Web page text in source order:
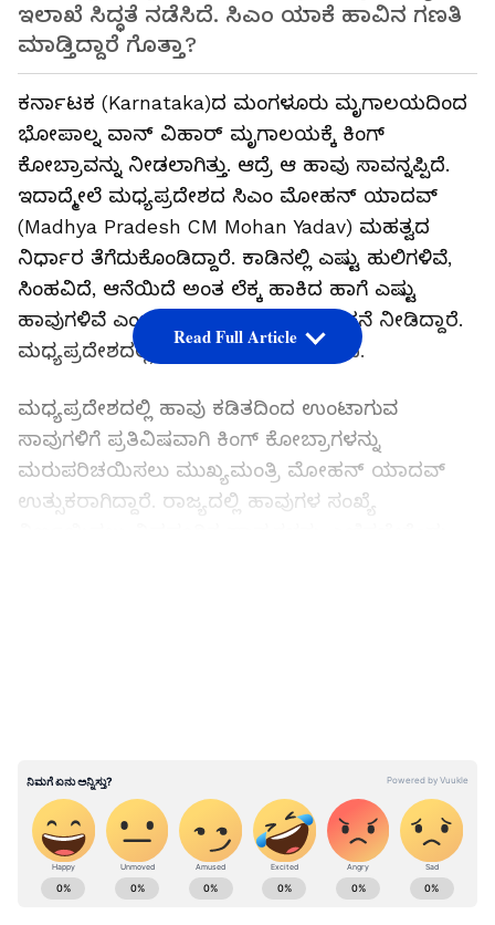
ಇಲಾಖೆ ಸಿದ್ಧತೆ ನಡೆಸಿದೆ. ಸಿಎಂ ಯಾಕೆ ಹಾವಿನ ಗಣತಿ
ಮಾಡ್ತಿದ್ದಾರೆ ಗೊತ್ತಾ?
ಕರ್ನಾಟಕ (Karnataka)ದ ಮಂಗಳೂರು ಮೃಗಾಲಯದಿಂದ
ಭೋಪಾಲ್ನ ವಾನ್ ವಿಹಾರ್ ಮೃಗಾಲಯಕ್ಕೆ ಕಿಂಗ್
ಕೋಬ್ರಾವನ್ನು ನೀಡಲಾಗಿತ್ತು. ಆದ್ರೆ ಆ ಹಾವು ಸಾವನ್ನಪ್ಪಿದೆ.
ಇದಾದ್ಮೇಲೆ ಮಧ್ಯಪ್ರದೇಶದ ಸಿಎಂ ಮೋಹನ್ ಯಾದವ್
(Madhya Pradesh CM Mohan Yadav) ಮಹತ್ವದ
ನಿರ್ಧಾರ ತೆಗೆದುಕೊಂಡಿದ್ದಾರೆ. ಕಾಡಿನಲ್ಲಿ ಎಷ್ಟು ಹುಲಿಗಳಿವೆ,
ಸಿಂಹವಿದೆ, ಆನೆಯಿದೆ ಅಂತ ಲೆಕ್ಕ ಹಾಕಿದ ಹಾಗೆ ಎಷ್ಟು
ಹಾವುಗಳಿವೆ ಎಂಬುದನ್ನು ಲೆಕ್ಕ ಹಾಕಲು ಸೂಚನೆ ನೀಡಿದ್ದಾರೆ.
ಮಧ್ಯಪ್ರದೇಶದಲ್ಲಿ ಹಾವಿನ ಗಣತಿ ನಡೆಯಲಿದೆ.
ಮಧ್ಯಪ್ರದೇಶದಲ್ಲಿ ಹಾವು ಕಡಿತದಿಂದ ಉಂಟಾಗುವ
ಸಾವುಗಳಿಗೆ ಪ್ರತಿವಿಷವಾಗಿ ಕಿಂಗ್ ಕೋಬ್ರಾಗಳನ್ನು
ಮರುಪರಿಚಯಿಸಲು ಮುಖ್ಯಮಂತ್ರಿ ಮೋಹನ್ ಯಾದವ್
ಉತ್ಸುಕರಾಗಿದ್ದಾರೆ. ರಾಜ್ಯದಲ್ಲಿ ಹಾವುಗಳ ಸಂಖ್ಯೆ
ಸಹ ಎಣಿಸಬೇಕು ಎಂದು ಮುಖ್ಯಮಂತ್ರಿ ಹೇಳಿದ್ದಾರೆ.
ಹಾವು ಎಣಿಸಲು ಇರುವ ಸಮಸ್ಯೆ :ಮುಖ್ಯಮಂತ್ರಿಗಳ
ಹಾವು ಎಣಿಕೆ ಪ್ಲಾನ್ ನಲ್ಲಿ ಎರಡು ಸಮಸ್ಯೆ ಇದೆ. ಕಾಡಿನಲ್ಲಿ
Read Full Article
ABOUT THE AUTHOR